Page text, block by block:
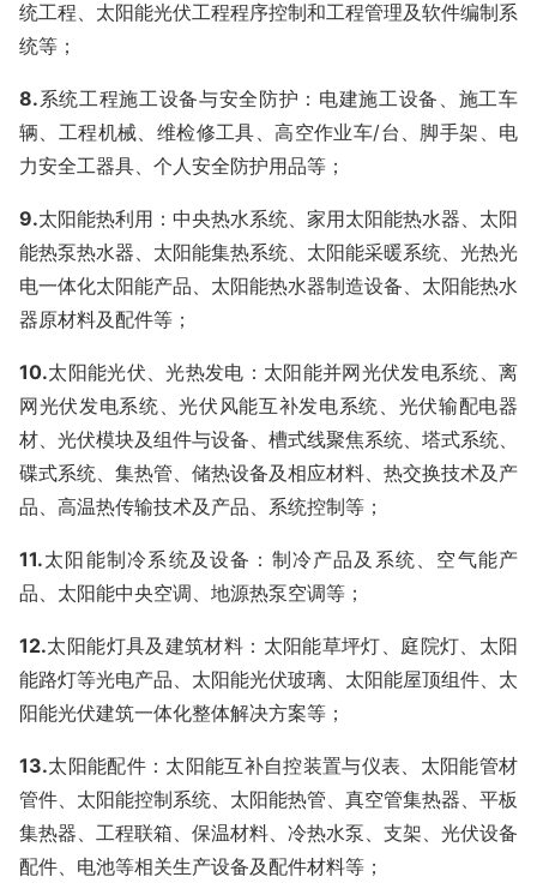
统工程、太阳能光伏工程程序控制和工程管理及软件编制系
统等；
8.系统工程施工设备与安全防护：电建施工设备、施工车
辆、工程机械、维检修工具、高空作业车/台、脚手架、电
力安全工器具、个人安全防护用品等；
9.太阳能热利用：中央热水系统、家用太阳能热水器、太阳
能热泵热水器、太阳能集热系统、太阳能采暖系统、光热光
电一体化太阳能产品、太阳能热水器制造设备、太阳能热水
器原材料及配件等；
10.太阳能光伏、光热发电：太阳能并网光伏发电系统、离
网光伏发电系统、光伏风能互补发电系统、光伏输配电器
材、光伏模块及组件与设备、槽式线聚焦系统、塔式系统、
碟式系统、集热管、储热设备及相应材料、热交换技术及产
品、高温热传输技术及产品、系统控制等；
11.太阳能制冷系统及设备：制冷产品及系统、空气能产
品、太阳能中央空调、地源热泵空调等；
12.太阳能灯具及建筑材料：太阳能草坪灯、庭院灯、太阳
能路灯等光电产品、太阳能光伏玻璃、太阳能屋顶组件、太
阳能光伏建筑一体化整体解决方案等；
13.太阳能配件：太阳能互补自控装置与仪表、太阳能管材
管件、太阳能控制系统、太阳能热管、真空管集热器、平板
集热器、工程联箱、保温材料、冷热水泵、支架、光伏设备
配件、电池等相关生产设备及配件材料等；